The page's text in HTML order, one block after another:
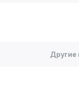
Другие